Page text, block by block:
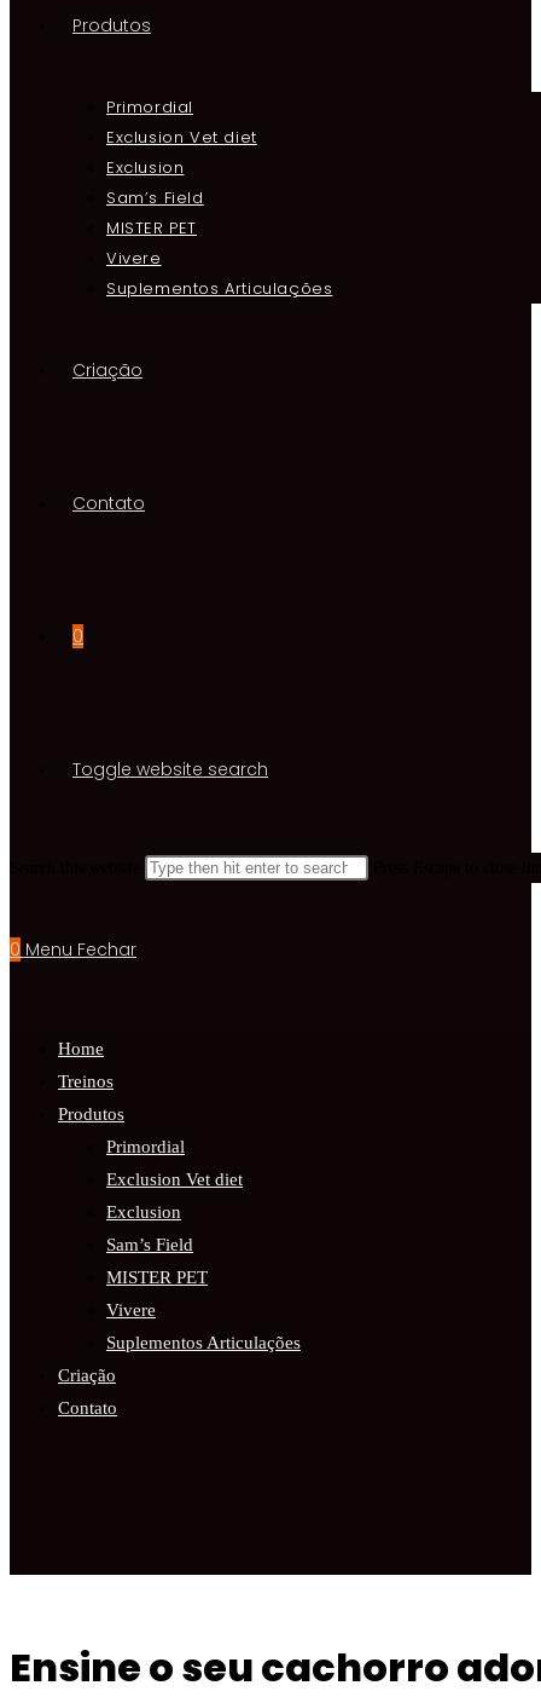
Produtos
Primordial
Exclusion Vet diet
Exclusion
Sam’s Field
MISTER PET
Vivere
Suplementos Articulações
Criação
Contato
0
Toggle website search
0 Menu Fechar
Home
Treinos
Produtos
Primordial
Exclusion Vet diet
Exclusion
Sam’s Field
MISTER PET
Vivere
Suplementos Articulações
Criação
Contato
Ensine o seu cachorro